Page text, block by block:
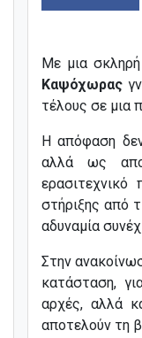
Με μια
Καψόχωρας
τέλους σε μια
Η απόφαση
αλλά ως
ερασιτεχνικό
στήριξης από
αδυναμία
Στην
κατάσταση,
αρχές, αλλά
αποτελούν τη